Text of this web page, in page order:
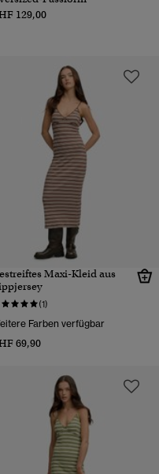
129,00
Maxi-Kleid aus
(1)
Farben verfügbar
69,90